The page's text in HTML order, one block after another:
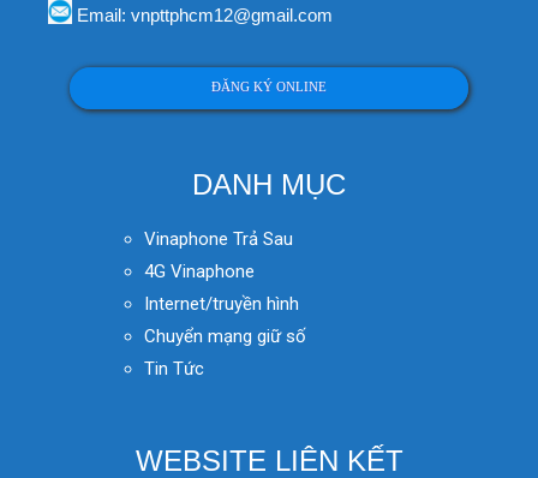
Email: vnpttphcm12@gmail.com
ĐĂNG KÝ ONLINE
DANH MỤC
Vinaphone Trả Sau
4G Vinaphone
Internet/truyền hình
Chuyển mạng giữ số
Tin Tức
WEBSITE LIÊN KẾT